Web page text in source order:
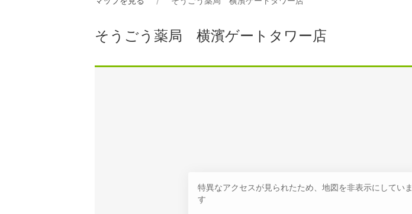
そうごう薬局 横濱ゲートタワー店
特異なアクセスが見られたため、地図を非表示にしていま
す